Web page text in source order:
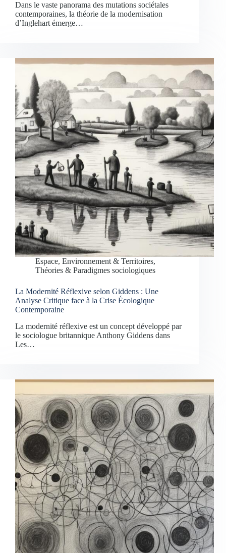
Dans le vaste panorama des mutations sociétales
contemporaines, la théorie de la modernisation
d’Inglehart émerge…
Espace, Environnement & Territoires,
Théories & Paradigmes sociologiques
La Modernité Réflexive selon Giddens : Une
Analyse Critique face à la Crise Écologique
Contemporaine
La modernité réflexive est un concept développé par
le sociologue britannique Anthony Giddens dans
Les…